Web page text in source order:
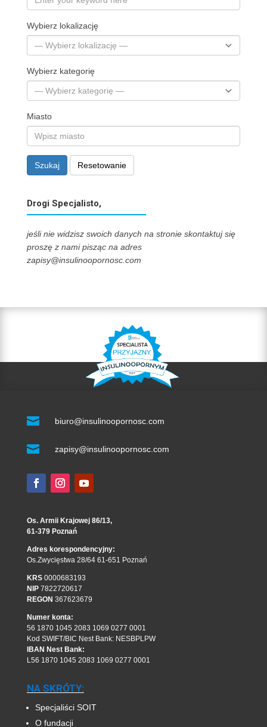
Wybierz lokalizację
Wybierz kategorię
Miasto
Szukaj Resetowanie
Drogi Specjalisto,
jeśli nie widzisz swoich danych na stronie skontaktuj się
proszę z nami pisząc na adres
zapisy@insulinoopornosc.com
 biuro@insulinoopornosc.com
 zapisy@insulinoopornosc.com
Os. Armii Krajowej 86/13,
61-379 Poznań
Adres korespondencyjny:
Os.Zwycięstwa 28/64 61-651 Poznań
KRS0000683193
NIP7822720617
REGON 367623679
Numer konta:
56 1870 1045 2083 1069 0277 0001
Kod SWIFT/BIC Nest Bank: NESBPLPW
IBAN Nest Bank:
L56 1870 1045 2083 1069 0277 0001
NA SKRÓTY:
Specjaliści SOIT
O fundacji